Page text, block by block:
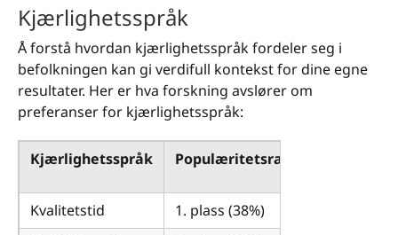
Kjærlighetsspråk
Å forstå hvordan kjærlighetsspråk fordeler seg i
befolkningen kan gi verdifull kontekst for dine egne
resultater. Her er hva forskning avslører om
preferanser for kjærlighetsspråk:
Kjærlighetsspråk Populæritetsrangering
Kvalitetstid
1. plass (38%)